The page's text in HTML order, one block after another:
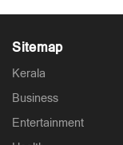
Sitemap
Kerala
Business
Entertainment